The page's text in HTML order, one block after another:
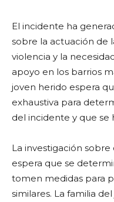
El incidente ha
sobre la actuación de
violencia y la
apoyo en los barrios
joven herido espera
exhaustiva para
del incidente y que se
La investigación
espera que se
tomen medidas para
similares. La familia